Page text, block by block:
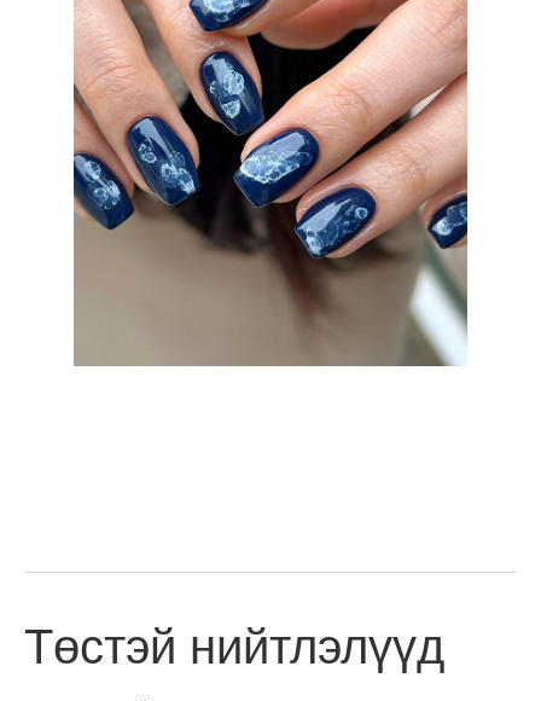
Төстэй нийтлэлүүд